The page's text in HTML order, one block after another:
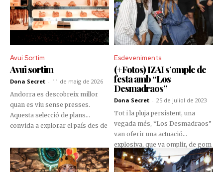
Avui Sortim
Avui sortim
Dona Secret - 11 de maig de 2026
Andorra es descobreix millor
quan es viu sense presses.
Aquesta selecció de plans
convida a explorar el país des de
patrimoni i la cultura fins a la
gastronomia, la natura o les
experiències més actives.
Esdeveniments
(+Fotos) IZAI s’omple de
festa amb “Los
Desmadraos”
Dona Secret - 25 de juliol de 2023
Tot i la pluja persistent, una
vegada més, “Los Desmadraos”
van oferir una actuació
explosiva, que va omplir, de gom
a gom, les instal·lacions del
restaurant IZAI, situat a la capital.